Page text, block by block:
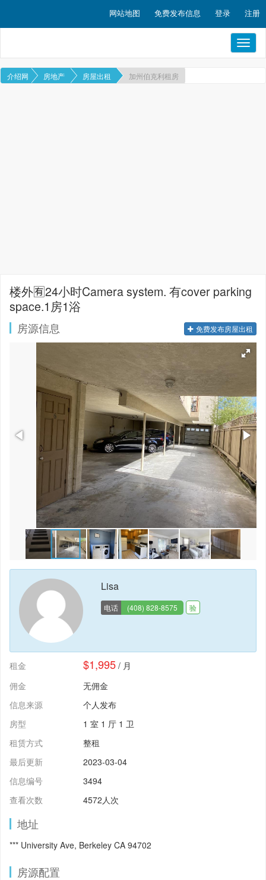
网站地图 免费发布信息 登录 注册
介绍网 房地产 房屋出租 加州伯克利租房
楼外🈶️24小时Camera system. 有cover parking
space.1房1浴
房源信息 免费发布房屋出租
Lisa
电话 (408) 828-8575 验
租金 $1,995 / 月
佣金
无佣金
信息来源
个人发布
房型
1 室 1 厅 1 卫
租赁方式
整租
最后更新
2023-03-04
信息编号
3494
查看次数
4572人次
地址
*** University Ave, Berkeley CA 94702
房源配置